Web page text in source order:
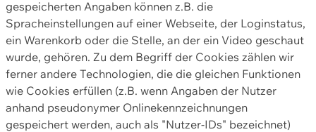
gespeicherten Angaben können z.B. die
Spracheinstellungen auf einer Webseite, der Loginstatus,
ein Warenkorb oder die Stelle, an der ein Video geschaut
wurde, gehören. Zu dem Begriff der Cookies zählen wir
ferner andere Technologien, die die gleichen Funktionen
wie Cookies erfüllen (z.B. wenn Angaben der Nutzer
anhand pseudonymer Onlinekennzeichnungen
gespeichert werden, auch als "Nutzer-IDs" bezeichnet)